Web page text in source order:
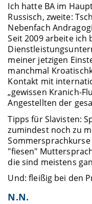
Ich hatte BA im
Russisch, zweite:
Nebenfach
Seit 2009 arbeite ich
meiner jetzigen
manchmal
Kontakt mit
„gewissen Kranich-
Angestellten der
Tipps für Slavisten:
zumindest noch zu
"fiesen"
die sind meistens
Und: fleißig bei den
N.N.